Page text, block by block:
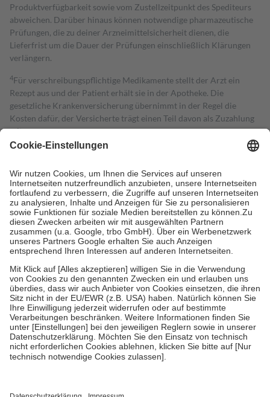
Produktverfügbarkeit sowie vom Zustellzeitpunkt des Spediteurs
abweichen. Darüber hinaus können notwendige pharmazeutische
Prüfungen, die zu deiner Arzneimittelsicherheit dienen, die
Lieferfrist um die Dauer der Prüfungen einschließlich Klärungen
verlängern.
4Für verschreibungspflichtige Medikamente stellt der Arzt ein
Rezept aus und der Patient erhält sie in der Apotheke. Die
gesetzliche Krankenversicherung übernimmt in der Regel die
Kosten dafür, der Versicherte trägt einen Teil davon als Zuzahlung
mit.
Grundsätzlich leisten Mitglieder Zuzahlungen in Höhe von zehn
höchstens zehn Euro.
Es sind jedoch nie mehr als die tatsächlichen
Kosten der Leistung zu entrichten.
Diese Regeln gelten grundsätzlich auch für Online-Apotheken.
Bei Heilmitteln und häuslicher Krankenpflege beträgt die
Zuzahlung zehn Prozent der Kosten sowie zehn Euro je
Verordnung.
Um das Engagement der Versicherten für ihre eigene Gesundheit zu
stärken und die besondere Stellung der Familie zu unterstützen,
fallenkeine Zuzahlungenan bei:
• Kindern und Jugendlichen bis zum vollendeten 18. Lebensjahr
mit Ausnahme der Fahrkosten
• Untersuchungen zur Vorsorge und Früherkennung, die von der
GKV getragen werden
• empfohlenen Schutzimpfungen
• Harn- und Blutteststreifen
getroffen, um sicherzustellen, dass es sich um echte Bewertungen